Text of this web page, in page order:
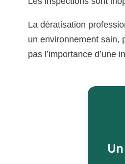
La dératisation
un environnement sain,
pas l’importance d’une